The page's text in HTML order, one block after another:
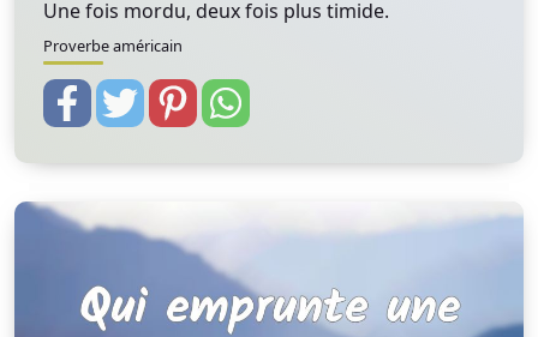
Une fois mordu, deux fois plus timide.
Proverbe américain